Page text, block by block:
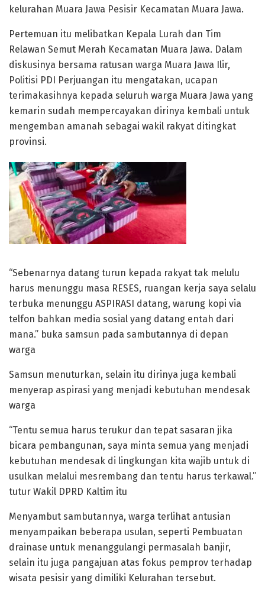
kelurahan Muara Jawa Pesisir Kecamatan Muara Jawa.
Pertemuan itu melibatkan Kepala Lurah dan Tim
Relawan Semut Merah Kecamatan Muara Jawa. Dalam
diskusinya bersama ratusan warga Muara Jawa Ilir,
Politisi PDI Perjuangan itu mengatakan, ucapan
terimakasihnya kepada seluruh warga Muara Jawa yang
kemarin sudah mempercayakan dirinya kembali untuk
mengemban amanah sebagai wakil rakyat ditingkat
provinsi.
“Sebenarnya datang turun kepada rakyat tak melulu
harus menunggu masa RESES, ruangan kerja saya selalu
terbuka menunggu ASPIRASI datang, warung kopi via
telfon bahkan media sosial yang datang entah dari
mana.” buka samsun pada sambutannya di depan
warga
Samsun menuturkan, selain itu dirinya juga kembali
menyerap aspirasi yang menjadi kebutuhan mendesak
warga
“Tentu semua harus terukur dan tepat sasaran jika
bicara pembangunan, saya minta semua yang menjadi
kebutuhan mendesak di lingkungan kita wajib untuk di
usulkan melalui mesrembang dan tentu harus terkawal.”
tutur Wakil DPRD Kaltim itu
Menyambut sambutannya, warga terlihat antusian
menyampaikan beberapa usulan, seperti Pembuatan
drainase untuk menanggulangi permasalah banjir,
selain itu juga pangajuan atas fokus pemprov terhadap
wisata pesisir yang dimiliki Kelurahan tersebut.